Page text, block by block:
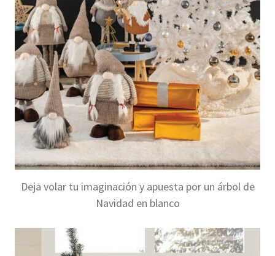
Deja volar tu imaginación y apuesta por un árbol de
Navidad en blanco